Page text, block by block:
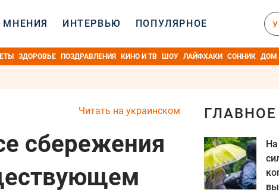
МНЕНИЯ ИНТЕРВЬЮ ПОПУЛЯРНОЕ
ЗДОРОВЬЕ ПОЗДРАВЛЕНИЯ КИНО И ТВ ШОУ ЛАЙФХАКИ СОННИК ДОМ
Читать на украинском
сбережения